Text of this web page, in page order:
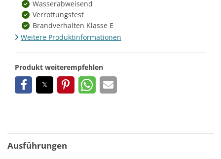
Wasserabweisend
Verrottungsfest
Brandverhalten Klasse E
Weitere Produktinformationen
Produkt weiterempfehlen
Ausführungen